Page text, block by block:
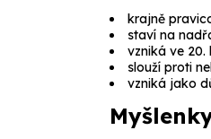
krajně
staví na
vzniká ve
slouží proti
vzniká jako